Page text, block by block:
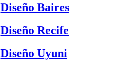
Diseño Baires
Diseño Recife
Diseño Uyuni